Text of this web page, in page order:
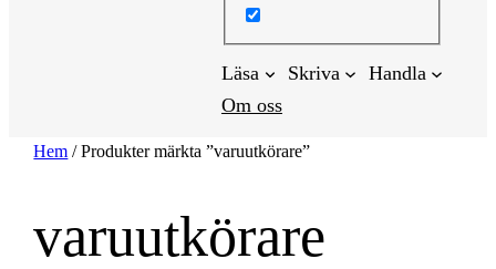
Läsa Skriva
Handla
Om oss
Hem / Produkter märkta ”varuutkörare”
varuutkörare